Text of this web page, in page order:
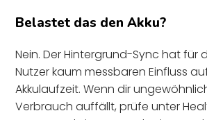
Belastet das den Akku?
Nein. Der Hintergrund-Sync hat für
Nutzer kaum messbaren Einfluss
Akkulaufzeit. Wenn dir
Verbrauch auffällt, prüfe unter